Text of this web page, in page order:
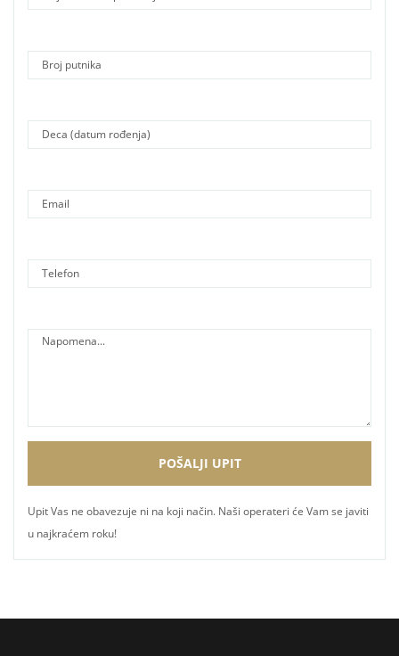
Upit Vas ne obavezuje ni na koji način. Naši operateri će Vam se javiti
u najkraćem roku!